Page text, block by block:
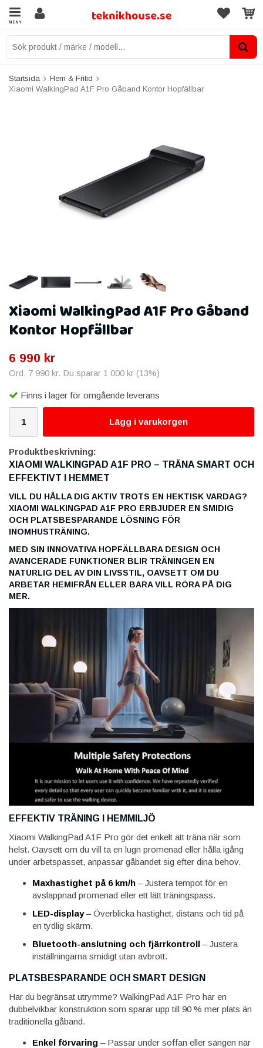
MENY
Startsida
Hem & Fritid
Xiaomi WalkingPad A1F Pro Gåband Kontor Hopfällbar
Xiaomi WalkingPad A1F Pro Gåband
Kontor Hopfällbar
6 990 kr
Ord. 7 990 kr. Du sparar 1 000 kr (13%)
Finns i lager för omgående leverans
Lägg i varukorgen
Produktbeskrivning:
XIAOMI WALKINGPAD A1F PRO – TRÄNA SMART OCH
EFFEKTIVT I HEMMET
VILL DU HÅLLA DIG AKTIV TROTS EN HEKTISK VARDAG?
XIAOMI WALKINGPAD A1F PRO ERBJUDER EN SMIDIG
OCH PLATSBESPARANDE LÖSNING FÖR
INOMHUSTRÄNING.
MED SIN INNOVATIVA HOPFÄLLBARA DESIGN OCH
AVANCERADE FUNKTIONER BLIR TRÄNINGEN EN
NATURLIG DEL AV DIN LIVSSTIL, OAVSETT OM DU
ARBETAR HEMIFRÅN ELLER BARA VILL RÖRA PÅ DIG
MER.
EFFEKTIV TRÄNING I HEMMILJÖ
Xiaomi WalkingPad A1F Pro gör det enkelt att träna när som
helst. Oavsett om du vill ta en lugn promenad eller hålla igång
under arbetspasset, anpassar gåbandet sig efter dina behov.
Maxhastighet på 6 km/h – Justera tempot för en
avslappnad promenad eller ett lätt träningspass.
LED-display– Överblicka hastighet, distans och tid på
en tydlig skärm.
Bluetooth-anslutning och fjärrkontroll – Justera
inställningarna smidigt utan avbrott.
PLATSBESPARANDE OCH SMART DESIGN
Har du begränsat utrymme? WalkingPad A1F Pro har en
dubbelvikbar konstruktion som sparar upp till 90 % mer plats än
traditionella gåband.
Enkel förvaring – Passar under soffan eller sängen när